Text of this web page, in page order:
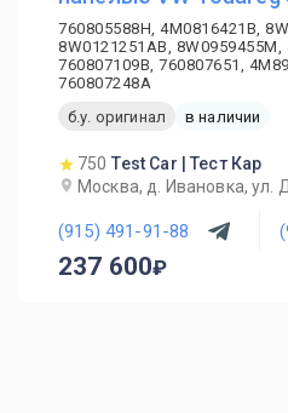
760805588H, 4M0816421B,
8W0121251AB, 8W0959455M,
760807109B, 760807651,
760807248A
б.у. оригинал
в наличии
750 Test Car | Тест Кар
Москва, д. Ивановка, ул.
(915) 491-91-88
237 600